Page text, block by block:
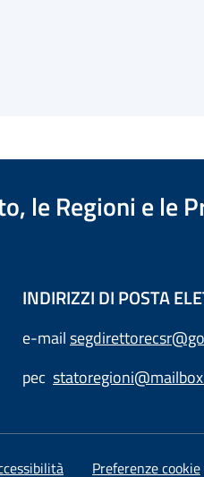
le Regioni e le
INDIRIZZI DI POSTA
e-mail
pec
Preferenze cookie